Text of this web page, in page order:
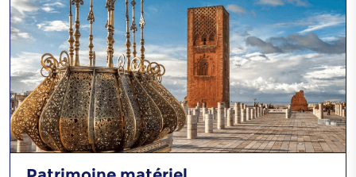
Art de la poterie
Fabrication de bateaux